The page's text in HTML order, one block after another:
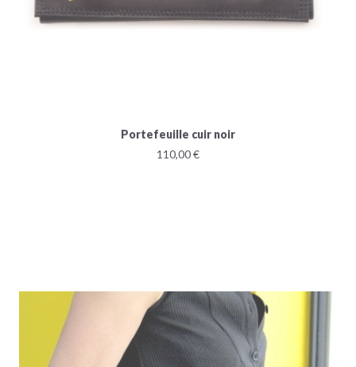
Portefeuille cuir noir
110,00 €